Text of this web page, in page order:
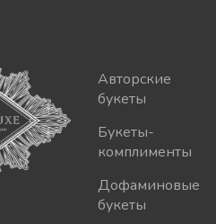
Авторские
букеты
Букеты-
комплименты
Дофаминовые
букеты